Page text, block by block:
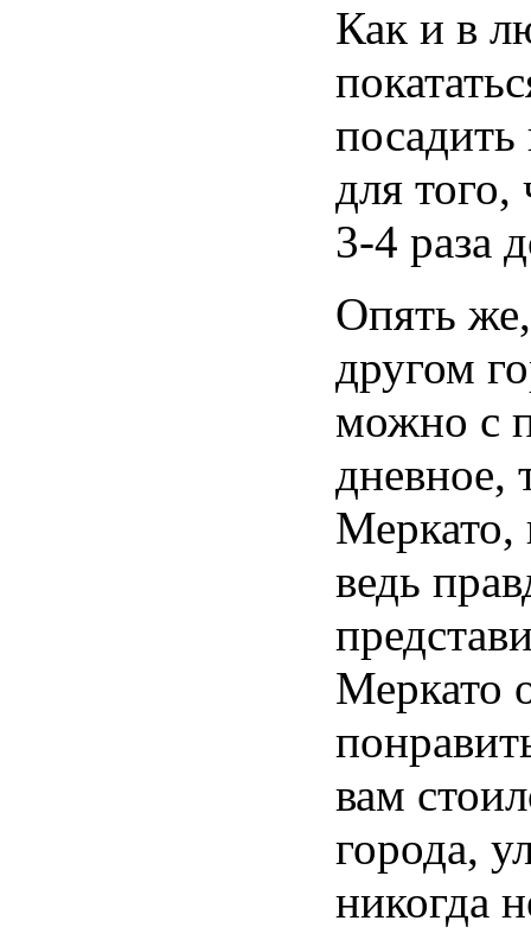
Как и в
для того,
3-4 раза
Опять
другом
можно с
дневное,
Меркато,
ведь
Меркато
вам
города,
никогда